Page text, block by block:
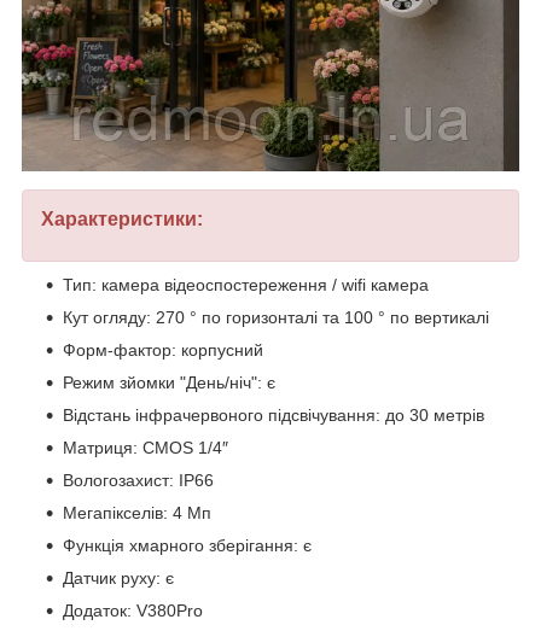
Характеристики:
Тип: камера відеоспостереження / wifi камера
Кут огляду: 270 ° по горизонталі та 100 ° по вертикалі
Форм-фактор: корпусний
Режим зйомки "День/ніч": є
Відстань інфрачервоного підсвічування: до 30 метрів
Матриця: CMOS 1/4″
Вологозахист: IP66
Мегапікселів: 4 Мп
Функція хмарного зберігання: є
Датчик руху: є
Додаток: V380Pro